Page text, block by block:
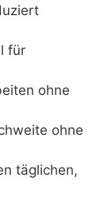
für
ohne
ohne
täglichen,